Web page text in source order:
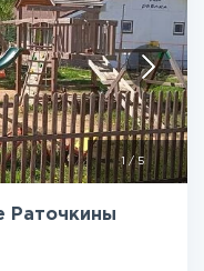
1 /5
Раточкины